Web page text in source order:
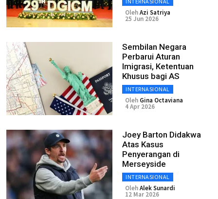
OlehAzi Satriya
25 Jun 2026
Sembilan Negara
Perbarui Aturan
Imigrasi, Ketentuan
Khusus bagi AS
INTERNASIONAL
Oleh Gina Octaviana
4 Apr 2026
Joey Barton Didakwa
Atas Kasus
Penyerangan di
Merseyside
INTERNASIONAL
OlehAlek Sunardi
12 Mar 2026